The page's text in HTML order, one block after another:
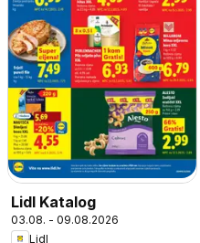
Lidl Katalog
03.08. - 09.08.2026
Lidl